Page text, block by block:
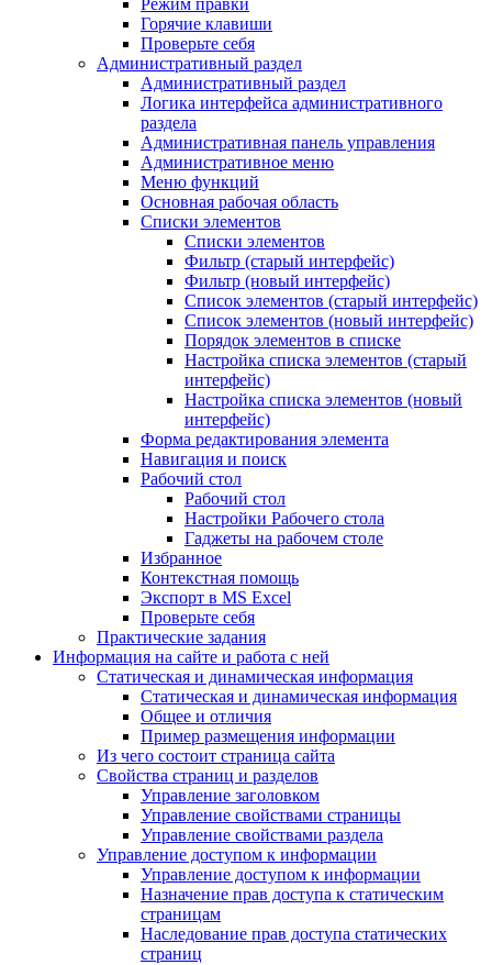
Режим правки
Горячие клавиши
Проверьте себя
Административный раздел
Административный раздел
Логика интерфейса административного
раздела
Административная панель управления
Административное меню
Меню функций
Основная рабочая область
Списки элементов
Списки элементов
Фильтр (старый интерфейс)
Фильтр (новый интерфейс)
Список элементов (старый интерфейс)
Список элементов (новый интерфейс)
Порядок элементов в списке
Настройка списка элементов (старый
интерфейс)
Настройка списка элементов (новый
интерфейс)
Форма редактирования элемента
Навигация и поиск
Рабочий стол
Рабочий стол
Настройки Рабочего стола
Гаджеты на рабочем столе
Избранное
Контекстная помощь
Экспорт в MS Excel
Проверьте себя
Практические задания
Информация на сайте и работа с ней
Статическая и динамическая информация
Статическая и динамическая информация
Общее и отличия
Пример размещения информации
Из чего состоит страница сайта
Свойства страниц и разделов
Управление заголовком
Управление свойствами страницы
Управление свойствами раздела
Управление доступом к информации
Управление доступом к информации
Назначение прав доступа к статическим
страницам
Наследование прав доступа статических
страниц